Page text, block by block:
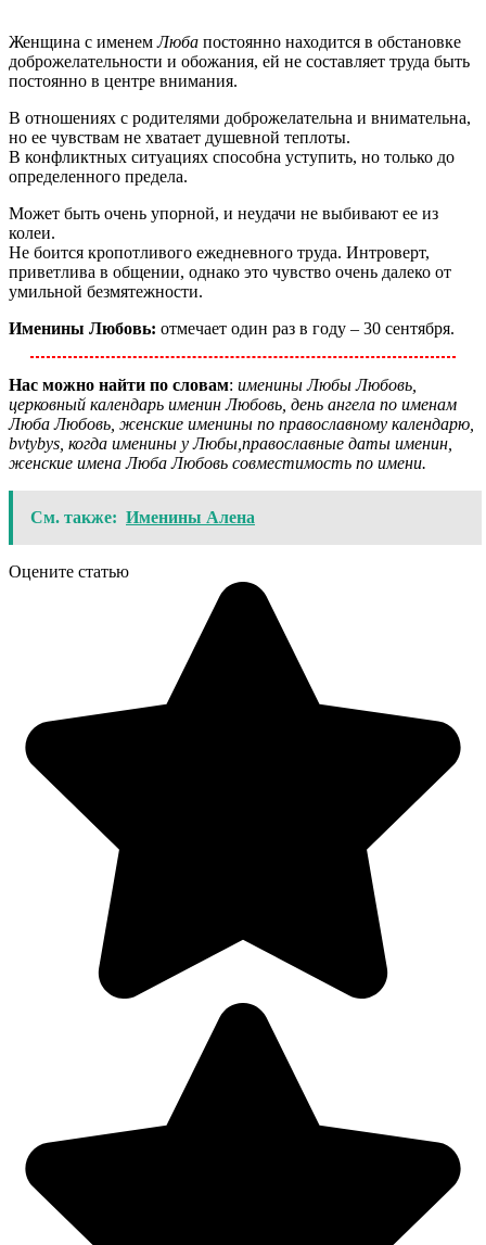
Женщина с именемЛюба постоянно находится в обстановке
доброжелательности и обожания, ей не составляет труда быть
постоянно в центре внимания.
В отношениях с родителями доброжелательна и внимательна,
но ее чувствам не хватает душевной теплоты.
В конфликтных ситуациях способна уступить, но только до
определенного предела.
Может быть очень упорной, и неудачи не выбивают ее из
колеи.
Не боится кропотливого ежедневного труда. Интроверт,
приветлива в общении, однако это чувство очень далеко от
умильной безмятежности.
Именины Любовь: отмечает один раз в году – 30 сентября.
Нас можно найти по словам: именины Любы Любовь,
церковный календарь именин Любовь, день ангела по именам
Люба Любовь, женские именины по православному календарю,
bvtybys, когда именины у Любы,православные даты именин,
женские имена Люба Любовь совместимость по имени.
См. также: Именины Алена
Оцените статью